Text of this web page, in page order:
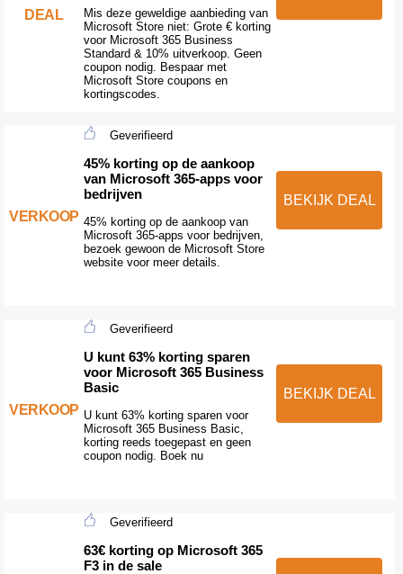
DEAL
Mis deze geweldige aanbieding van
Microsoft Store niet: Grote € korting
voor Microsoft 365 Business
Standard & 10% uitverkoop. Geen
coupon nodig. Bespaar met
Microsoft Store coupons en
kortingscodes.
VERKOOP
Geverifieerd
45% korting op de aankoop
van Microsoft 365-apps voor
bedrijven
45% korting op de aankoop van
Microsoft 365-apps voor bedrijven,
bezoek gewoon de Microsoft Store
website voor meer details.
BEKIJK DEAL
VERKOOP
Geverifieerd
U kunt 63% korting sparen
voor Microsoft 365 Business
Basic
U kunt 63% korting sparen voor
Microsoft 365 Business Basic,
korting reeds toegepast en geen
coupon nodig. Boek nu
BEKIJK DEAL
Geverifieerd
63€ korting op Microsoft 365
F3 in de sale